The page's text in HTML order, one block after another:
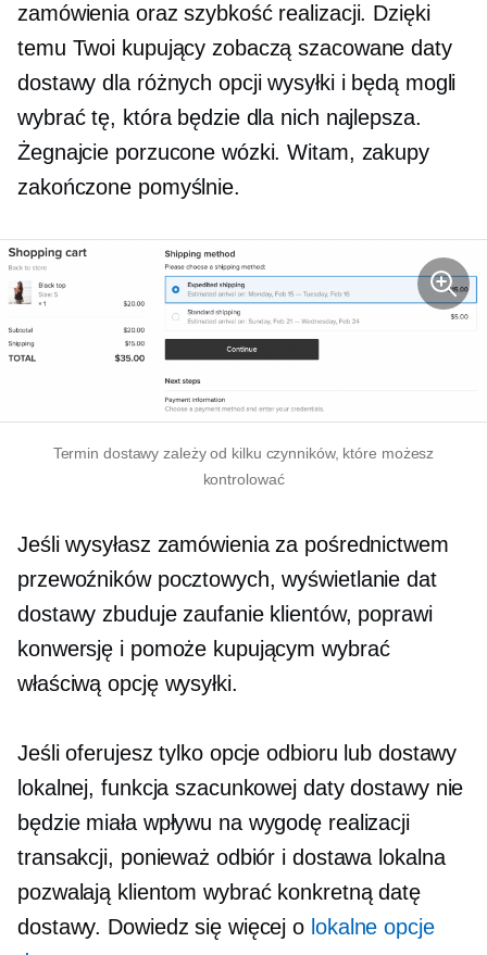
zamówienia oraz szybkość realizacji. Dzięki
temu Twoi kupujący zobaczą szacowane daty
dostawy dla różnych opcji wysyłki i będą mogli
wybrać tę, która będzie dla nich najlepsza.
Żegnajcie porzucone wózki. Witam, zakupy
zakończone pomyślnie.
Termin dostawy zależy od kilku czynników, które możesz
kontrolować
Jeśli wysyłasz zamówienia za pośrednictwem
przewoźników pocztowych, wyświetlanie dat
dostawy zbuduje zaufanie klientów, poprawi
konwersję i pomoże kupującym wybrać
właściwą opcję wysyłki.
Jeśli oferujesz tylko opcje odbioru lub dostawy
lokalnej, funkcja szacunkowej daty dostawy nie
będzie miała wpływu na wygodę realizacji
transakcji, ponieważ odbiór i dostawa lokalna
pozwalają klientom wybrać konkretną datę
dostawy. Dowiedz się więcej o lokalne opcje